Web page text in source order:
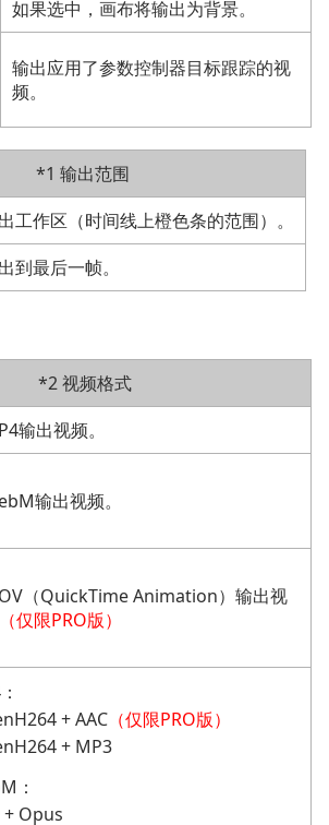
如果选中，画布将输出为背景。
输出应用了参数控制器目标跟踪的视
频。
*1 输出范围
工作区（时间线上橙色条的范围）。
到最后一帧。
*2 视频格式
输出视频。
输出视频。
（QuickTime Animation）输出视
（仅限PRO版）
+ AAC （仅限PRO版）
+ MP3
：
+ Opus